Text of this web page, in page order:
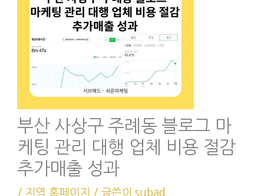
부산 사상구 주례동 블로그 마
케팅 관리 대행 업체 비용 절감
추가매출 성과
/ 지역 홈페이지 / 글쓴이subad